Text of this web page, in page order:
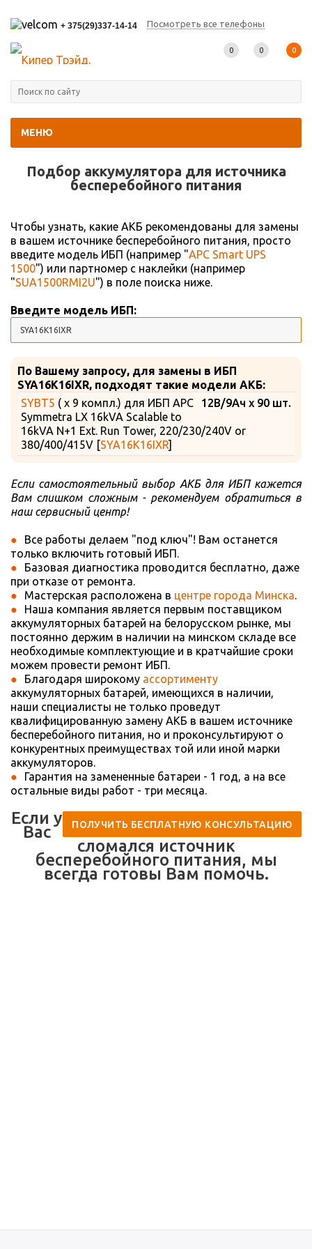
+ 375(29)337-14-14 Посмотреть все телефоны
МЕНЮ
0 0 0
Подбор аккумулятора для источника
беcперебойного питания
Чтобы узнать, какие АКБ рекомендованы для замены
в вашем источнике бесперебойного питания, просто
введите модель ИБП (например "APC Smart UPS
1500") или партномер с наклейки (например
"SUA1500RMI2U") в поле поиска ниже.
Введите модель ИБП:
По Вашему запросу, для замены в ИБП
SYA16K16IXR, подходят такие модели АКБ:
12В/9Ач x 90 шт.
SYBT5 ( х 9 компл.) для ИБП APC
Symmetra LX 16kVA Scalable to
16kVA N+1 Ext. Run Tower, 220/230/240V or
380/400/415V [SYA16K16IXR]
Если самостоятельный выбор АКБ для ИБП кажется
Вам слишком сложным - рекомендуем обратиться в
наш сервисный центр!
Все работы делаем "под ключ"! Вам останется
только включить готовый ИБП.
Базовая диагностика проводится бесплатно, даже
при отказе от ремонта.
Мастерская расположена в центре города Минска.
Наша компания является первым поставщиком
аккумуляторных батарей на белорусском рынке, мы
постоянно держим в наличии на минском складе все
необходимые комплектующие и в кратчайшие сроки
можем провести ремонт ИБП.
Благодаря широкому ассортименту
аккумуляторных батарей, имеющихся в наличии,
наши специалисты не только проведут
квалифицированную замену АКБ в вашем источнике
бесперебойного питания, но и проконсультируют о
конкурентных преимуществах той или иной марки
аккумуляторов.
Гарантия на замененные батареи - 1 год, а на все
остальные виды работ - три месяца.
ПОЛУЧИТЬ БЕСПЛАТНУЮ КОНСУЛЬТАЦИЮ
Если у
Вас
сломался источник
бесперебойного питания, мы
всегда готовы Вам помочь.